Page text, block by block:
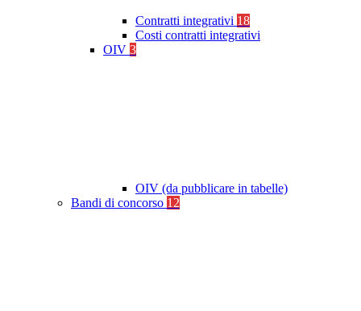
Contratti integrativi 18
Costi contratti integrativi
OIV 3
OIV (da pubblicare in tabelle)
Bandi di concorso 12